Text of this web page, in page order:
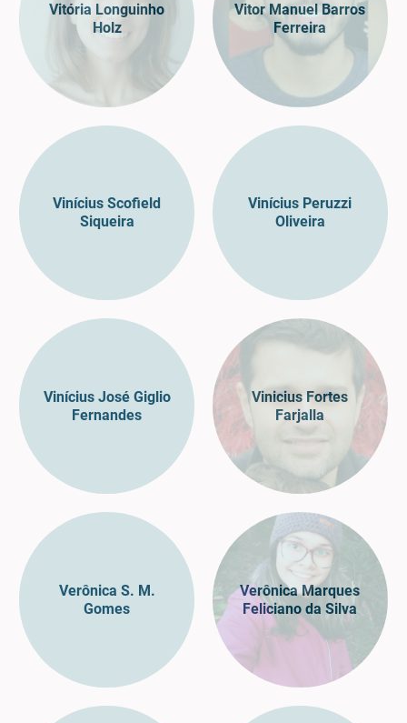
Vitória Longuinho
Holz
Vitor Manuel Barros
Ferreira
Vinícius Scofield
Siqueira
Vinícius Peruzzi
Oliveira
Vinícius José Giglio
Fernandes
Vinicius Fortes
Farjalla
Verônica S. M.
Gomes
Verônica Marques
Feliciano da Silva